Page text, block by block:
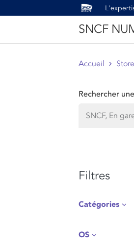
SNCF
Accueil Store
Rechercher
Filtres
Catégories
OS